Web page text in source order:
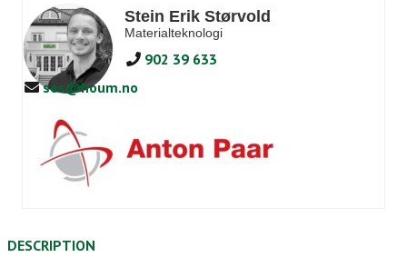
Stein Erik Størvold
Materialteknologi
902 39 633
ses@houm.no
DESCRIPTION